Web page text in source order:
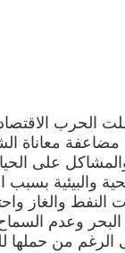
الحرب
معاناة
على
والبيئية بسبب
والغاز
وعدم السماح
الرغم من حملها